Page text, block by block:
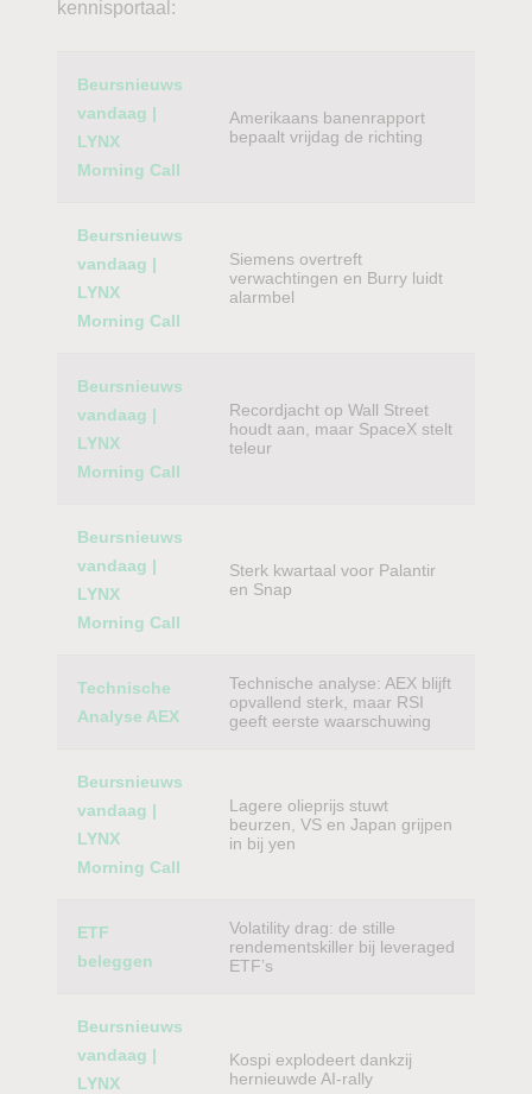
kennisportaal:
Category
Beursnieuws
vandaag |
LYNX
Morning Call
Amerikaans banenrapport
bepaalt vrijdag de richting
Beursnieuws
vandaag |
LYNX
Morning Call
Siemens overtreft
verwachtingen en Burry luidt
alarmbel
Beursnieuws
vandaag |
LYNX
Morning Call
Recordjacht op Wall Street
houdt aan, maar SpaceX stelt
teleur
Beursnieuws
vandaag |
LYNX
Morning Call
Sterk kwartaal voor Palantir
en Snap
Technische
Analyse AEX
Technische analyse: AEX blijft
opvallend sterk, maar RSI
geeft eerste waarschuwing
Beursnieuws
vandaag |
LYNX
Morning Call
Lagere olieprijs stuwt
beurzen, VS en Japan grijpen
in bij yen
ETF
beleggen
Volatility drag: de stille
rendementskiller bij leveraged
ETF’s
Beursnieuws
vandaag |
LYNX
Kospi explodeert dankzij
hernieuwde AI-rally